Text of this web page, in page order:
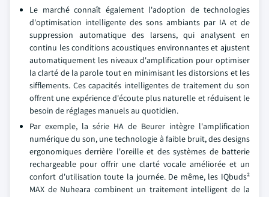
Le marché connaît également l'adoption de technologies
d'optimisation intelligente des sons ambiants par IA et de
suppression automatique des larsens, qui analysent en
continu les conditions acoustiques environnantes et ajustent
automatiquement les niveaux d'amplification pour optimiser
la clarté de la parole tout en minimisant les distorsions et les
sifflements. Ces capacités intelligentes de traitement du son
offrent une expérience d'écoute plus naturelle et réduisent le
besoin de réglages manuels au quotidien.
Par exemple, la série HA de Beurer intègre l'amplification
numérique du son, une technologie à faible bruit, des designs
ergonomiques derrière l'oreille et des systèmes de batterie
rechargeable pour offrir une clarté vocale améliorée et un
confort d'utilisation toute la journée. De même, les IQbuds²
MAX de Nuheara combinent un traitement intelligent de la